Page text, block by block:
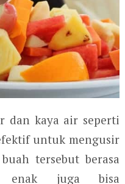
dan kaya air seperti
untuk mengusir
tersebut berasa
enak juga bisa